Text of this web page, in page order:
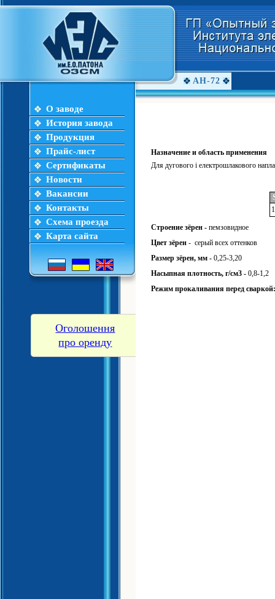
АН-72
О заводе
История завода
Продукция
Прайс-лист
Сертификаты
Новости
Вакансии
Контакты
Схема проезда
Карта сайта
Оголошення
про оренду
Назначение и область применения
Для дугового і електрошлакового
Строение зёрен - пемзовидное
Цвет зёрен - серый всех оттенков
Размер зёрен, мм - 0,25-3,20
Насыпная плотность, г/см3 - 0,8-1,2
Режим прокаливания перед сваркой: